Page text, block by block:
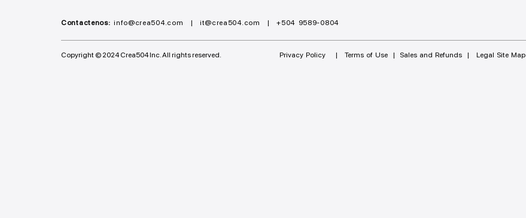
Contactenos: info@crea504.com | it@crea504.com | +504 9589-0804
Copyright © 2024 Crea504 Inc. All rights reserved. Privacy Policy | Terms of Use | Sales and Refunds | Legal Site Map